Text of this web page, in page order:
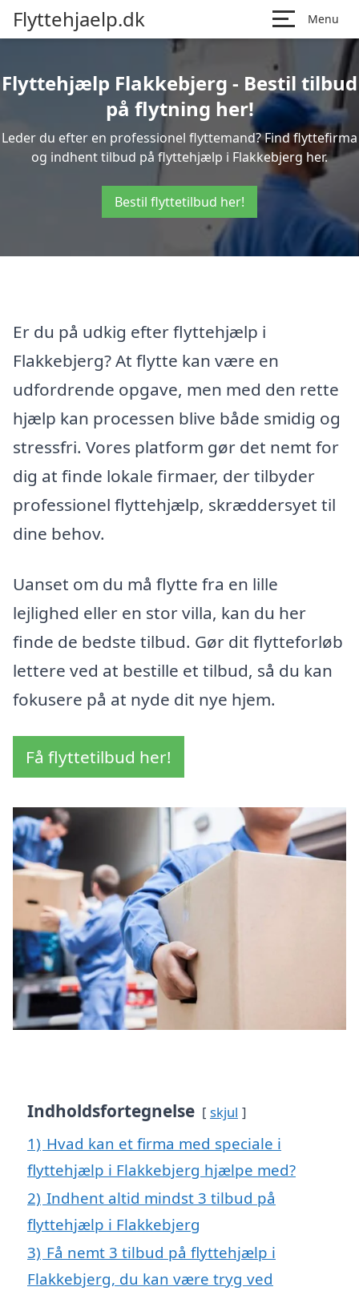
Flyttehjaelp.dk Menu
Flyttehjælp Flakkebjerg - Bestil tilbud
på flytning her!
Leder du efter en professionel flyttemand? Find flyttefirma
og indhent tilbud på flyttehjælp i Flakkebjerg her.
Bestil flyttetilbud her!
Er du på udkig efter flyttehjælp i
Flakkebjerg? At flytte kan være en
udfordrende opgave, men med den rette
hjælp kan processen blive både smidig og
stressfri. Vores platform gør det nemt for
dig at finde lokale firmaer, der tilbyder
professionel flyttehjælp, skræddersyet til
dine behov.
Uanset om du må flytte fra en lille
lejlighed eller en stor villa, kan du her
finde de bedste tilbud. Gør dit flytteforløb
lettere ved at bestille et tilbud, så du kan
fokusere på at nyde dit nye hjem.
Få flyttetilbud her!
Indholdsfortegnelse skjul
1) Hvad kan et firma med speciale i
flyttehjælp i Flakkebjerg hjælpe med?
2) Indhent altid mindst 3 tilbud på
flyttehjælp i Flakkebjerg
3) Få nemt 3 tilbud på flyttehjælp i
Flakkebjerg, du kan være tryg ved